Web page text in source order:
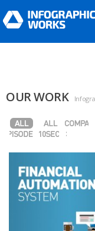
OUR WORK